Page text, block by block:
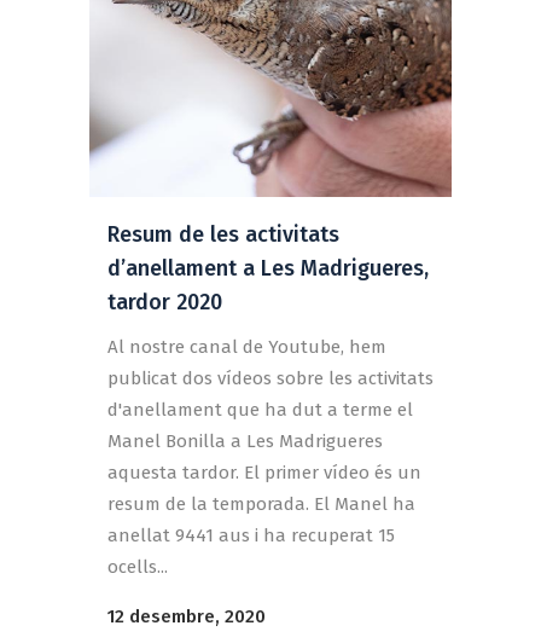
Resum de les activitats
d’anellament a Les Madrigueres,
tardor 2020
Al nostre canal de Youtube, hem
publicat dos vídeos sobre les activitats
d'anellament que ha dut a terme el
Manel Bonilla a Les Madrigueres
aquesta tardor. El primer vídeo és un
resum de la temporada. El Manel ha
anellat 9441 aus i ha recuperat 15
ocells...
12 desembre, 2020